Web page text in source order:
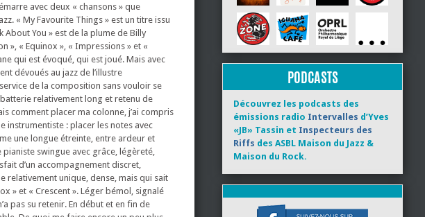
avec deux « chansons » que
« My Favourite Things » est un titre issu
About You » est de la plume de Billy
», « Equinox », « Impressions » et «
qui est évoqué, qui est joué. Mais avec
dévoués au jazz de l’illustre
de la composition sans vouloir se
relativement long et retenu de
comment placer ma colonne, j’ai compris
instrumentiste : placer les notes avec
une longue étreinte, entre ardeur et
swingue avec grâce, légèreté,
d’un accompagnement discret,
relativement unique, dense, mais qui sait
» et « Crescent ». Léger bémol, signalé
pas su retenir. En début et en fin de
PODCASTS
Découvrez les podcasts des
émissions radio Intervalles d’Yves
«JB» Tassin et Inspecteurs des
Riffs des ASBL Maison du Jazz &
Maison du Rock.